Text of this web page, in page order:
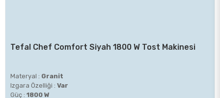
Tefal Chef Comfort Siyah 1800 W Tost Makinesi
Materyal : Granit
Izgara Özelliği : Var
Güç : 1800 W